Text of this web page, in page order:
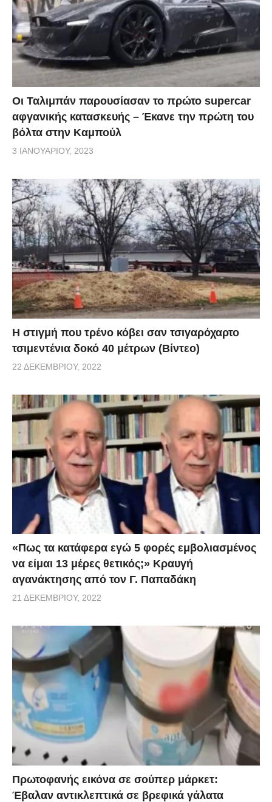
Οι Ταλιμπάν παρουσίασαν το πρώτο supercar
αφγανικής κατασκευής – Έκανε την πρώτη του
βόλτα στην Καμπούλ
3 ΙΑΝΟΥΑΡΊΟΥ, 2023
H στιγμή που τρένο κόβει σαν τσιγαρόχαρτο
τσιμεντένια δοκό 40 μέτρων (Βίντεο)
22 ΔΕΚΕΜΒΡΊΟΥ, 2022
«Πως τα κατάφερα εγώ 5 φορές εμβoλιασμένος
να είμαι 13 μέρες θετικός;» Κραυγή
αγανάκτησης από τον Γ. Παπαδάκη
21 ΔΕΚΕΜΒΡΊΟΥ, 2022
Πρωτοφανής εικόνα σε σούπερ μάρκετ:
Έβαλαν αντικλεπτικά σε βρεφικά γάλατα